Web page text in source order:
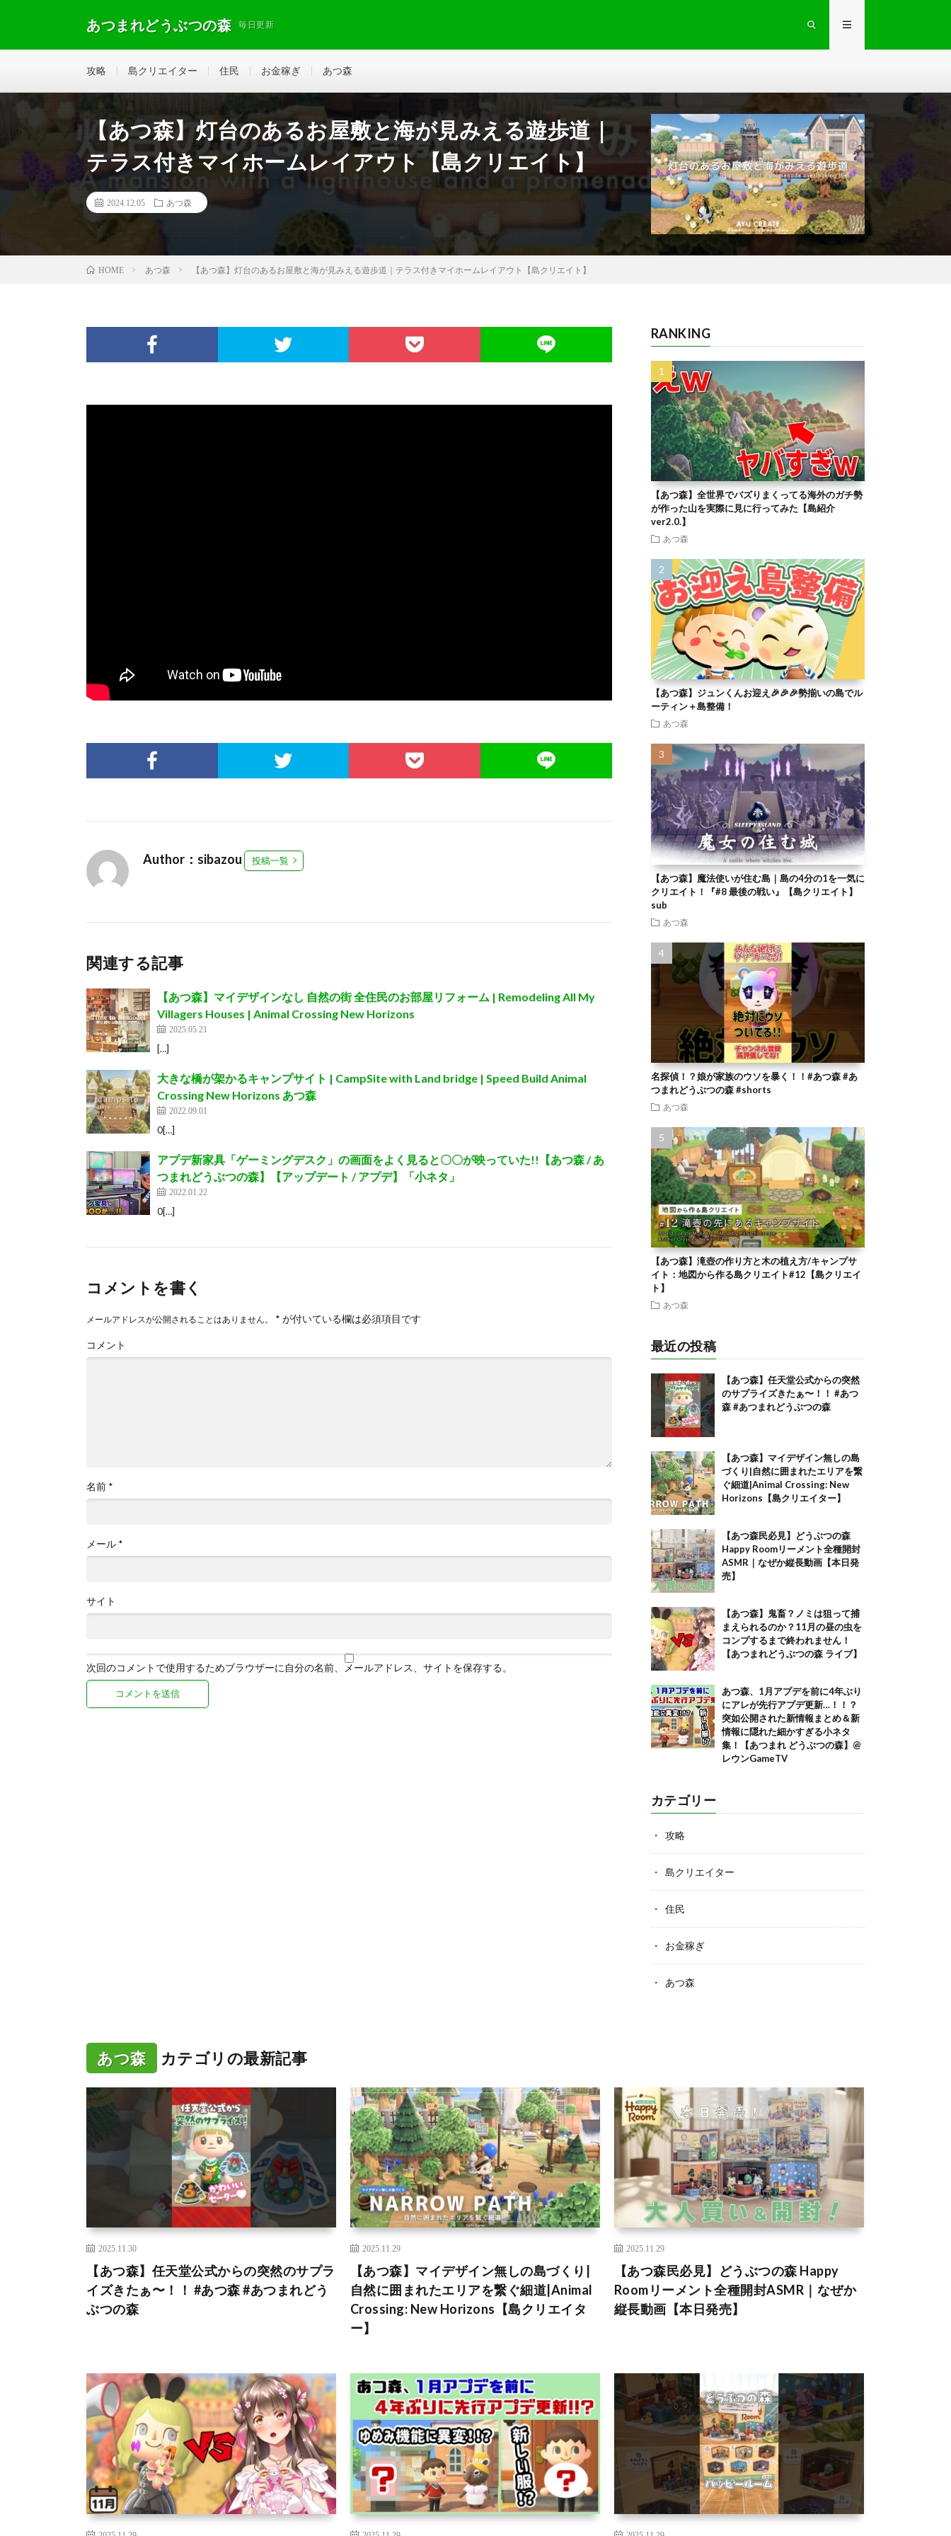
あつまれどうぶつの森 毎日更新
攻略 島クリエイター 住民 お金稼ぎ あつ森
【あつ森】灯台のあるお屋敷と海が見みえる遊歩道｜
テラス付きマイホームレイアウト【島クリエイト】
2024.12.05 あつ森
HOME あつ森 【あつ森】灯台のあるお屋敷と海が見みえる遊歩道｜テラス付きマイホームレイアウト【島クリエイト】
Author：sibazou 投稿一覧
関連する記事
【あつ森】マイデザインなし 自然の街 全住民のお部屋リフォーム | Remodeling All My
Villagers Houses | Animal Crossing New Horizons
2025.05.21
[…]
大きな橋が架かるキャンプサイト | CampSite with Land bridge | Speed Build Animal
Crossing New Horizons あつ森
2022.09.01
0[…]
アプデ新家具「ゲーミングデスク」の画面をよく見ると〇〇が映っていた!!【あつ森 / あ
つまれどうぶつの森】【アップデート / アプデ】「小ネタ」
2022.01.22
0[…]
コメントを書く
メールアドレスが公開されることはありません。 * が付いている欄は必須項目です
コメント
名前 *
メール *
サイト
次回のコメントで使用するためブラウザーに自分の名前、メールアドレス、サイトを保存する。
RANKING
【あつ森】全世界でバズりまくってる海外のガチ勢
が作った山を実際に見に行ってみた【島紹介
ver2.0.】
あつ森
【あつ森】ジュンくんお迎え🎉🎉🎉勢揃いの島でル
ーティン＋島整備！
あつ森
【あつ森】魔法使いが住む島｜島の4分の1を一気に
クリエイト！『#8 最後の戦い』【島クリエイト】
sub
あつ森
名探偵！？娘が家族のウソを暴く！！#あつ森 #あ
つまれどうぶつの森 #shorts
あつ森
【あつ森】滝壺の作り方と木の植え方/キャンプサ
イト：地図から作る島クリエイト#12【島クリエイ
ト】
あつ森
最近の投稿
【あつ森】任天堂公式からの突然
のサプライズきたぁ〜！！ #あつ
森 #あつまれどうぶつの森
【あつ森】マイデザイン無しの島
づくり|自然に囲まれたエリアを繋
ぐ細道|Animal Crossing: New
Horizons【島クリエイター】
【あつ森民必見】どうぶつの森
Happy Roomリーメント全種開封
ASMR｜なぜか縦長動画【本日発
売】
【あつ森】鬼畜？ノミは狙って捕
まえられるのか？11月の昼の虫を
コンプするまで終われません！
【あつまれどうぶつの森 ライブ】
あつ森、1月アプデを前に4年ぶり
にアレが先行アプデ更新…！！？
突如公開された新情報まとめ＆新
情報に隠れた細かすぎる小ネタ
集！【あつまれ どうぶつの森】@
レウンGameTV
カテゴリー
攻略
島クリエイター
住民
お金稼ぎ
あつ森
あつ森 カテゴリの最新記事
2025.11.30
【あつ森】任天堂公式からの突然のサプラ
イズきたぁ〜！！ #あつ森 #あつまれどう
ぶつの森
2025.11.29
【あつ森】マイデザイン無しの島づくり|
自然に囲まれたエリアを繋ぐ細道|Animal
Crossing: New Horizons【島クリエイタ
ー】
2025.11.29
【あつ森民必見】どうぶつの森 Happy
Roomリーメント全種開封ASMR｜なぜか
縦長動画【本日発売】